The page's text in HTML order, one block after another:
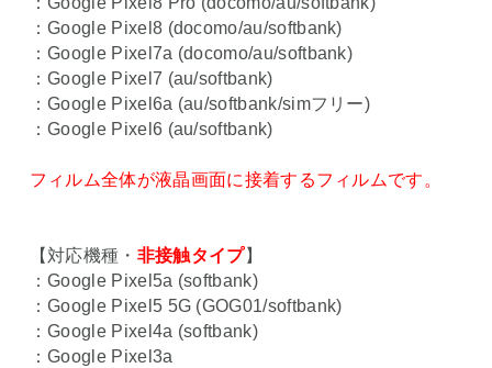
：Google Pixel8 (docomo/au/softbank)
：Google Pixel7a (docomo/au/softbank)
：Google Pixel7 (au/softbank)
：Google Pixel6a (au/softbank/simフリー)
：Google Pixel6 (au/softbank)
フィルム全体が液晶画面に接着するフィルムです。
【対応機種・ 非接触タイプ】
：Google Pixel5a (softbank)
：Google Pixel5 5G (GOG01/softbank)
：Google Pixel4a (softbank)
：Google Pixel3a